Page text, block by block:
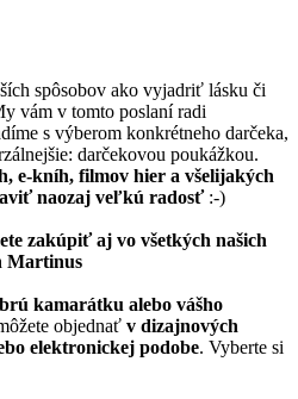
spôsobov ako vyjadriť lásku či
vám v tomto poslaní radi
s výberom konkrétneho darčeka,
darčekovou poukážkou.
e-kníh, filmov hier a všelijakých
naozaj veľkú radosť :-)
zakúpiť aj vo všetkých našich
Martinus
kamarátku alebo vášho
objednať v dizajnových
elektronickej podobe. Vyberte si